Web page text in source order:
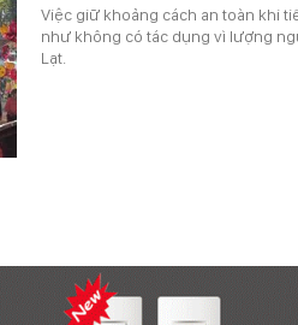
Việc giữ khoảng cách an toàn khi
như không có tác dụng vì lượng
Lạt.